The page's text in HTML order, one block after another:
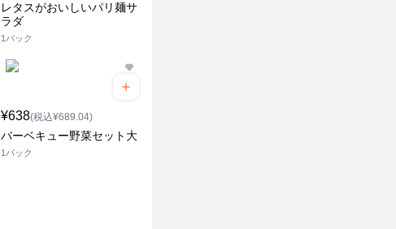
レタスがおいしいパリ麺サ
ラダ
1パック
¥638(税込¥689.04)
バーベキュー野菜セット大
1パック